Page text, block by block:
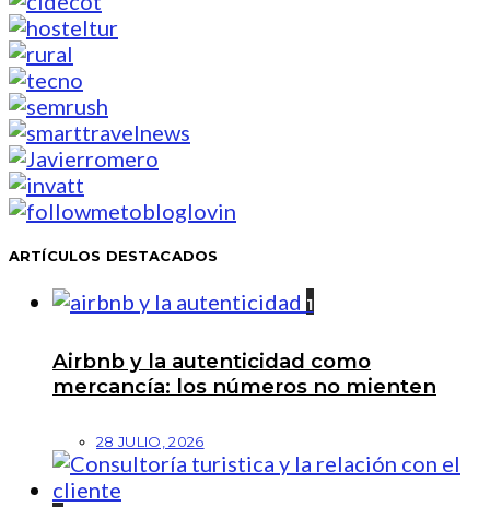
ARTÍCULOS DESTACADOS
1
Airbnb y la autenticidad como
mercancía: los números no mienten
28 JULIO, 2026